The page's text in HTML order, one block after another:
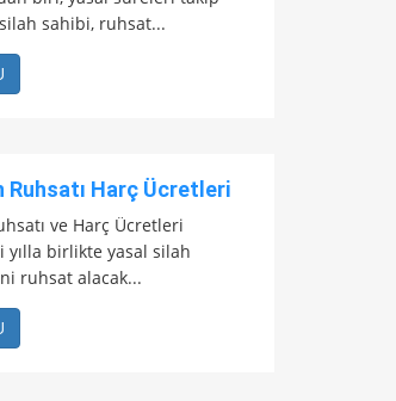
sahibi, ruhsat...
Ruhsatı Harç Ücretleri
ve Harç Ücretleri
yılla birlikte yasal silah
ruhsat alacak...